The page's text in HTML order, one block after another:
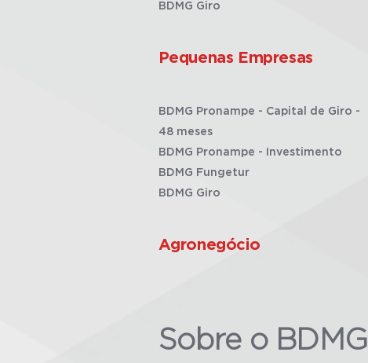
BDMG Giro
Pequenas Empresas
BDMG Pronampe - Capital de Giro -
48 meses
BDMG Pronampe - Investimento
BDMG Fungetur
BDMG Giro
Agronegócio
Sobre o BDMG